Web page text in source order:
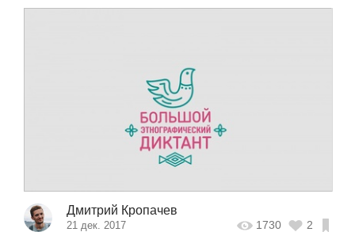
Дмитрий Кропачев
21 дек. 2017 1730 2